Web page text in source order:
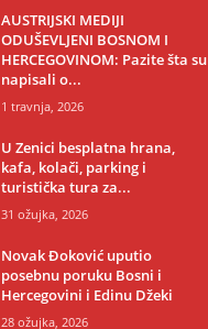
AUSTRIJSKI MEDIJI
ODUŠEVLJENI BOSNOM I
HERCEGOVINOM: Pazite šta su
napisali o...
1 travnja, 2026
U Zenici besplatna hrana,
kafa, kolači, parking i
turistička tura za...
31 ožujka, 2026
Novak Đoković uputio
posebnu poruku Bosni i
Hercegovini i Edinu Džeki
28 ožujka, 2026